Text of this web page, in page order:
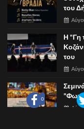
0
του
Η "Γη
του